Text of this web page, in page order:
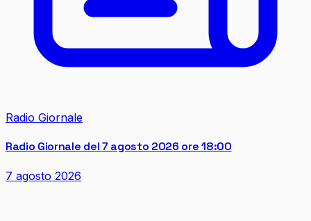
Radio Giornale
Radio Giornale del 7 agosto 2026 ore 18:00
7 agosto 2026